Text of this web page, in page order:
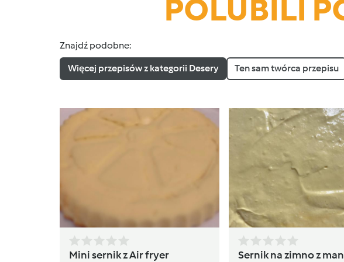
POLUBILI
Znajdź podobne:
Więcej przepisów z kategorii Desery Ten sam twórca przepisu
Mini sernik z Air fryer Sernik na zimno z